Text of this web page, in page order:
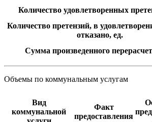
Количество удовлетворенных
Количество претензий, в
отказано, ед.
Сумма произведенного
Объемы по коммунальным услугам
Вид
коммунальной
Факт
предоставления